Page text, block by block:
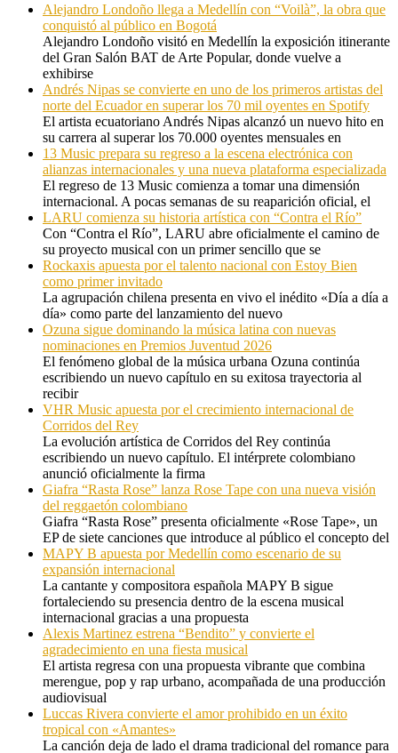
Alejandro Londoño llega a Medellín con “Voilà”, la obra que
conquistó al público en Bogotá
Alejandro Londoño visitó en Medellín la exposición itinerante
del Gran Salón BAT de Arte Popular, donde vuelve a
exhibirse
Andrés Nipas se convierte en uno de los primeros artistas del
norte del Ecuador en superar los 70 mil oyentes en Spotify
El artista ecuatoriano Andrés Nipas alcanzó un nuevo hito en
su carrera al superar los 70.000 oyentes mensuales en
13 Music prepara su regreso a la escena electrónica con
alianzas internacionales y una nueva plataforma especializada
El regreso de 13 Music comienza a tomar una dimensión
internacional. A pocas semanas de su reaparición oficial, el
LARU comienza su historia artística con “Contra el Río”
Con “Contra el Río”, LARU abre oficialmente el camino de
su proyecto musical con un primer sencillo que se
Rockaxis apuesta por el talento nacional con Estoy Bien
como primer invitado
La agrupación chilena presenta en vivo el inédito «Día a día a
día» como parte del lanzamiento del nuevo
Ozuna sigue dominando la música latina con nuevas
nominaciones en Premios Juventud 2026
El fenómeno global de la música urbana Ozuna continúa
escribiendo un nuevo capítulo en su exitosa trayectoria al
recibir
VHR Music apuesta por el crecimiento internacional de
Corridos del Rey
La evolución artística de Corridos del Rey continúa
escribiendo un nuevo capítulo. El intérprete colombiano
anunció oficialmente la firma
Giafra “Rasta Rose” lanza Rose Tape con una nueva visión
del reggaetón colombiano
Giafra “Rasta Rose” presenta oficialmente «Rose Tape», un
EP de siete canciones que introduce al público el concepto del
MAPY B apuesta por Medellín como escenario de su
expansión internacional
La cantante y compositora española MAPY B sigue
fortaleciendo su presencia dentro de la escena musical
internacional gracias a una propuesta
Alexis Martinez estrena “Bendito” y convierte el
agradecimiento en una fiesta musical
El artista regresa con una propuesta vibrante que combina
merengue, pop y rap urbano, acompañada de una producción
audiovisual
Luccas Rivera convierte el amor prohibido en un éxito
tropical con «Amantes»
La canción deja de lado el drama tradicional del romance para